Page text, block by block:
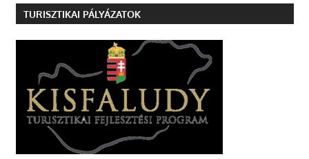
TURISZTIKAI PÁLYÁZATOK